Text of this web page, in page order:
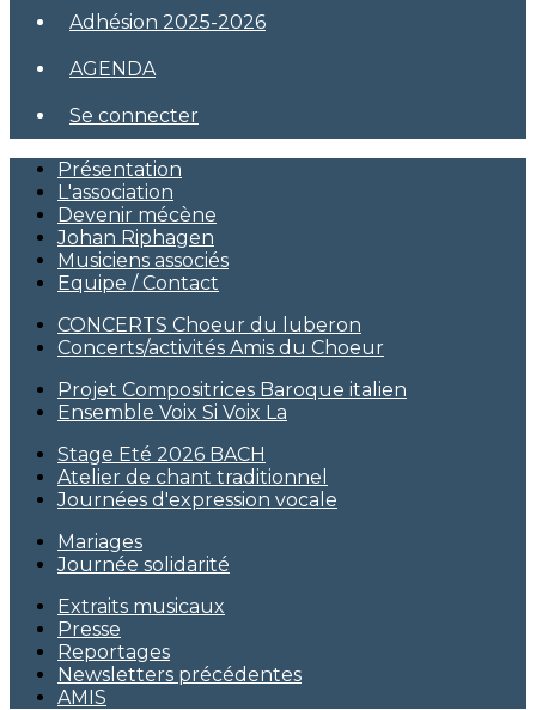
Adhésion 2025-2026
AGENDA
Se connecter
Présentation
L'association
Devenir mécène
Johan Riphagen
Musiciens associés
Equipe / Contact
CONCERTS Choeur du luberon
Concerts/activités Amis du Choeur
Projet Compositrices Baroque italien
Ensemble Voix Si Voix La
Stage Eté 2026 BACH
Atelier de chant traditionnel
Journées d'expression vocale
Mariages
Journée solidarité
Extraits musicaux
Presse
Reportages
Newsletters précédentes
AMIS